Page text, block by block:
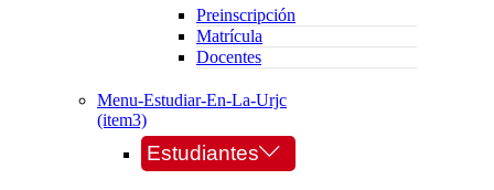
Preinscripción
Matrícula
Docentes
Menu-Estudiar-En-La-Urjc
(item3)
Estudiantes